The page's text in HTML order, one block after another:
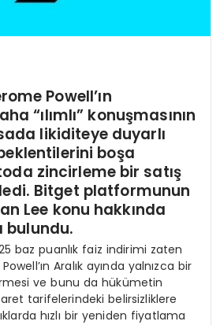
Powell’ın
“ılımlı” konuşmasının
likiditeye duyarlı
boşa
zincirleme bir satış
Bitget platformunun
Lee konu hakkında
bulundu.
baz puanlık faiz indirimi zaten
Aralık ayında yalnızca bir
ve bunu da hükümetin
tarifelerindeki belirsizliklere
hızlı bir yeniden fiyatlama